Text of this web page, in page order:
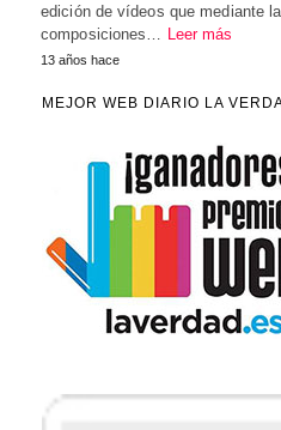
edición de vídeos que mediante
composiciones… Leer más
13 años hace
MEJOR WEB DIARIO LA